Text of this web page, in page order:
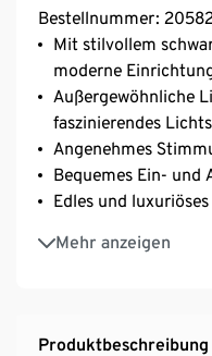
Bestellnummer:
Mit stilvollem
moderne
Außergewöhnliche
faszinierendes
Angenehmes
Bequemes Ein- und
Edles und
Mehr anzeigen
Als Beistellicht für
Lieferumfang
Produktbeschreibung